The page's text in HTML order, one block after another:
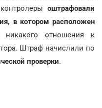
оштрафовали
в котором расположен
отношения к
Штраф начислили по
проверки.